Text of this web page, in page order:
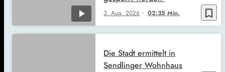
bookmark_border
3. Aug. 2026 02:35 Min.
Die Stadt ermittelt in
Sendlinger Wohnhaus